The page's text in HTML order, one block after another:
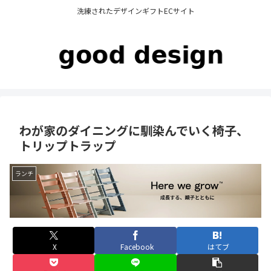
洗練されたデザインギフトECサイト
わが家のダイニングに馴染んでいく椅子、
トリップトラップ
ランチ
X Facebook はてブ